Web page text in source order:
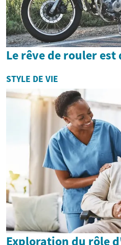
Le rêve de rouler
STYLE DE VIE
Exploration du rôle